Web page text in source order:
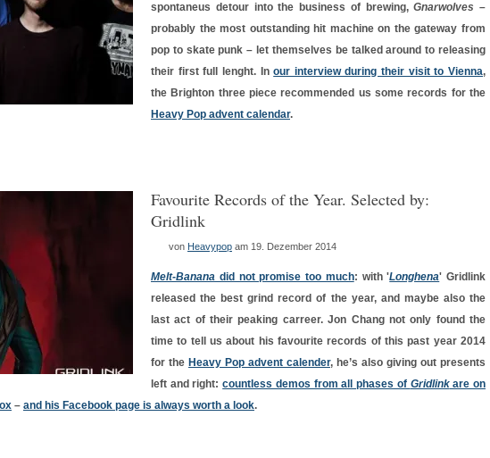
spontaneus detour into the business of brewing,Gnarwolves –
probably the most outstanding hit machine on the gateway from
pop to skate punk – let themselves be talked around to releasing
their first full lenght. Inour interview during their visit to Vienna,
the Brighton three piece recommended us some records for the
Heavy Pop advent calendar.
Favourite Records of the Year. Selected by:
Gridlink
von Heavypop am 19. Dezember 2014
Melt-Banana did not promise too much: with 'Longhena' Gridlink
released the best grind record of the year, and maybe also the
last act of their peaking carreer. Jon Chang not only found the
time to tell us about his favourite records of this past year 2014
for the Heavy Pop advent calender, he’s also giving out presents
left and right:countless demos from all phases of Gridlinkare on
– and his Facebook page is always worth a look.